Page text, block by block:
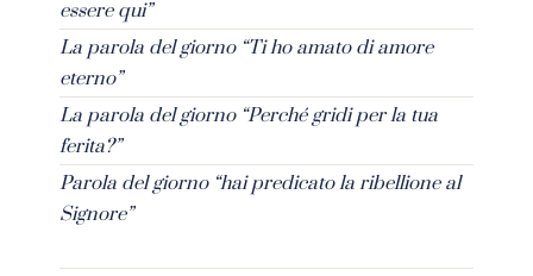
essere qui”
La parola del giorno “Ti ho amato di amore
eterno”
La parola del giorno “Perché gridi per la tua
ferita?”
Parola del giorno “hai predicato la ribellione al
Signore”